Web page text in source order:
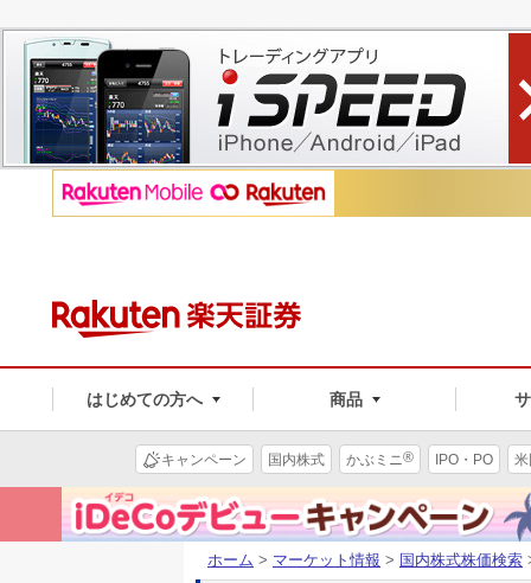
はじめての方へ 商品
キャンペーン 国内株式 かぶミニ® IPO・PO
ホーム > マーケット情報 > 国内株式株価検索